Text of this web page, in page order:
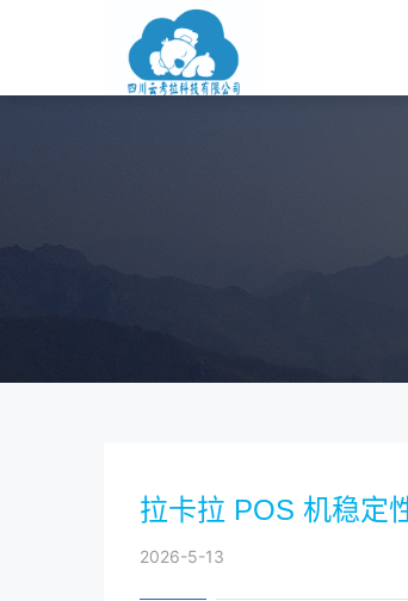
拉卡拉 POS 机稳定
2026-5-13